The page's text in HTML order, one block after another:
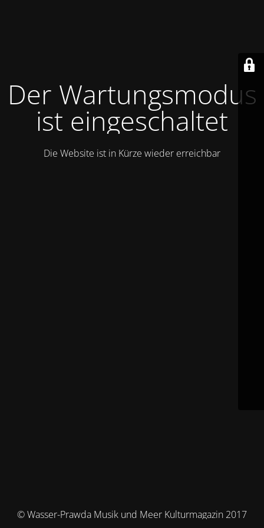
Der Wartungsmodus
ist eingeschaltet
Die Website ist in Kürze wieder erreichbar
© Wasser-Prawda Musik und Meer Kulturmagazin 2017